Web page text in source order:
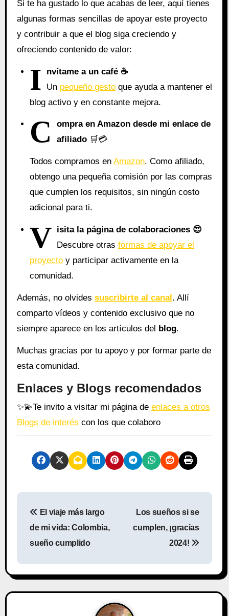
Si te ha gustado lo que acabas de leer, aquí tienes
algunas formas sencillas de apoyar este proyecto
y contribuir a que el blog siga creciendo y
ofreciendo contenido de valor:
I
nvítame a un café ☕
Un pequeño gesto que ayuda a mantener el
blog activo y en constante mejora.
C
ompra en Amazon desde mi enlace de
afiliado 🛒💳
Todos compramos enAmazon. Como afiliado,
obtengo una pequeña comisión por las compras
que cumplen los requisitos, sin ningún costo
adicional para ti.
V isita la página de colaboraciones 😍
Descubre otrasformas de apoyar el
proyecto y participar activamente en la
comunidad.
Además, no olvides suscribirte al canal. Allí
comparto vídeos y contenido exclusivo que no
siempre aparece en los artículos del blog.
Muchas gracias por tu apoyo y por formar parte de
esta comunidad.
Enlaces y Blogs recomendados
✨💫Te invito a visitar mi página de enlaces a otros
Blogs de interés con los que colaboro
e
g
El viaje más largo
de mi vida: Colombia,
sueño cumplido
Los sueños si se
cumplen, ¡gracias
2024!